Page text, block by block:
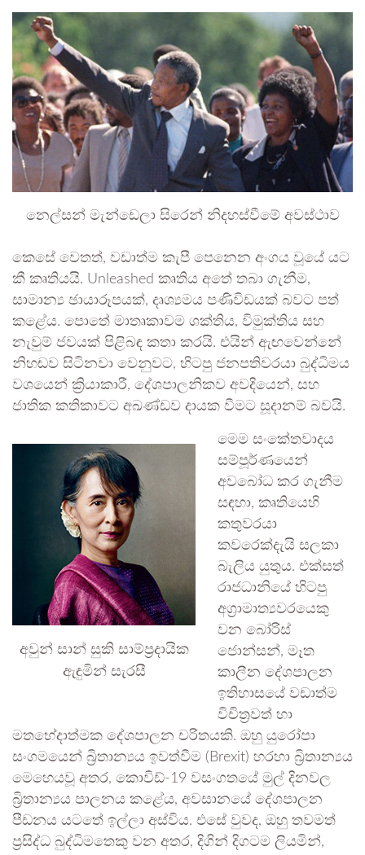
නෙල්සන් මැන්ඩෙලා සිරෙන් නිදහස්වීමේ අවස්ථාව
කෙසේ වෙතත්, වඩාත්ම කැපී පෙනෙන අංගය වූයේ යට
කී කෘතියයි. Unleashed කෘතිය අතේ තබා ගැනීම,
සාමාන්‍ය ඡායාරූපයක්, දෘශ්‍යමය පණිවිඩයක් බවට පත්
කළේය. පොතේ මාතෘකාවම ශක්තිය, විමුක්තිය සහ
නැවුම් ජවයක් පිළිබඳ කතා කරයි. එයින් ඇඟවෙන්නේ
නිහඬව සිටිනවා වෙනුවට, හිටපු ජනපතිවරයා බුද්ධිමය
වශයෙන් ක්‍රියාකාරී, දේශපාලනිකව අවදියෙන්, සහ
ජාතික කතිකාවට අඛණ්ඩව දායක වීමට සූදානම් බවයි.
අවුන් සාන් සුකි සාම්ප්‍රදායික
ඇඳුමින් සැරසී
මෙම සංකේතවාදය
සම්පූර්ණයෙන්
අවබෝධ කර ගැනීම
සඳහා, කෘතියෙහි
කතුවරයා
කවරෙක්දැයි සලකා
බැලිය යුතුය. එක්සත්
රාජධානියේ හිටපු
අග්‍රාමාත්‍යවරයෙකු
වන බෝරිස්
ජොන්සන්, මෑත
කාලීන දේශපාලන
ඉතිහාසයේ වඩාත්ම
විචිත්‍රවත් හා
මතභේදාත්මක දේශපාලන චරිතයකි. ඔහු යුරෝපා
සංගමයෙන් බ්‍රිතාන්‍යය ඉවත්වීම (Brexit) හරහා බ්‍රිතාන්‍යය
මෙහෙයවූ අතර, කොවිඩ්-19 වසංගතයේ මුල් දිනවල
බ්‍රිතාන්‍යය පාලනය කළේය, අවසානයේ දේශපාලන
පීඩනය යටතේ ඉල්ලා අස්විය. එසේ වුවද, ඔහු තවමත්
ප්‍රසිද්ධ බුද්ධිමතෙකු වන අතර, දිගින් දිගටම ලියමින්,